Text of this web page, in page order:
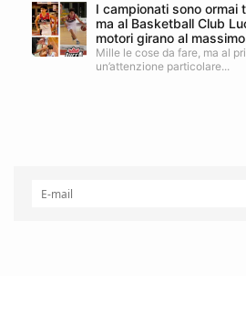
I campionati sono ormai
ma al Basketball Club
motori girano al
Mille le cose da fare, ma al
un’attenzione particolare...